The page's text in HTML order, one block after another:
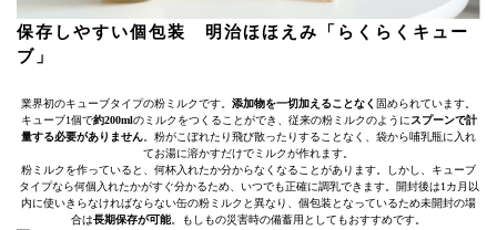
保存しやすい個包装 明治ほほえみ「らくらくキュー
ブ」
業界初のキューブタイプの粉ミルクです。 添加物を一切加えることなく 固められています。
キューブ1個で約200mlのミルクをつくることができ、従来の粉ミルクのようにスプーンで計
量する必要がありません 。粉がこぼれたり飛び散ったりすることなく、袋から哺乳瓶に入れ
てお湯に溶かすだけでミルクが作れます。
粉ミルクを作っていると、何杯入れたか分からなくなることがあります。しかし、キューブ
タイプなら何個入れたかがすぐ分かるため、いつでも正確に調乳できます。開封後は1カ月以
内に使いきらなければならない缶の粉ミルクと異なり、個包装となっているため未開封の場
合は長期保存が可能 。もしもの災害時の備蓄用としてもおすすめです。